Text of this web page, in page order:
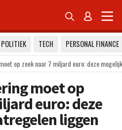
 
POLITIEK TECH
PERSONAL FINANCE
op zoek naar 7 miljard euro: deze
moet op
euro: deze
liggen